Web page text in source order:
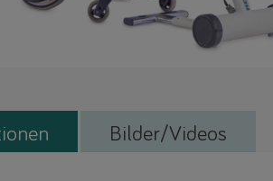
Bilder/Videos